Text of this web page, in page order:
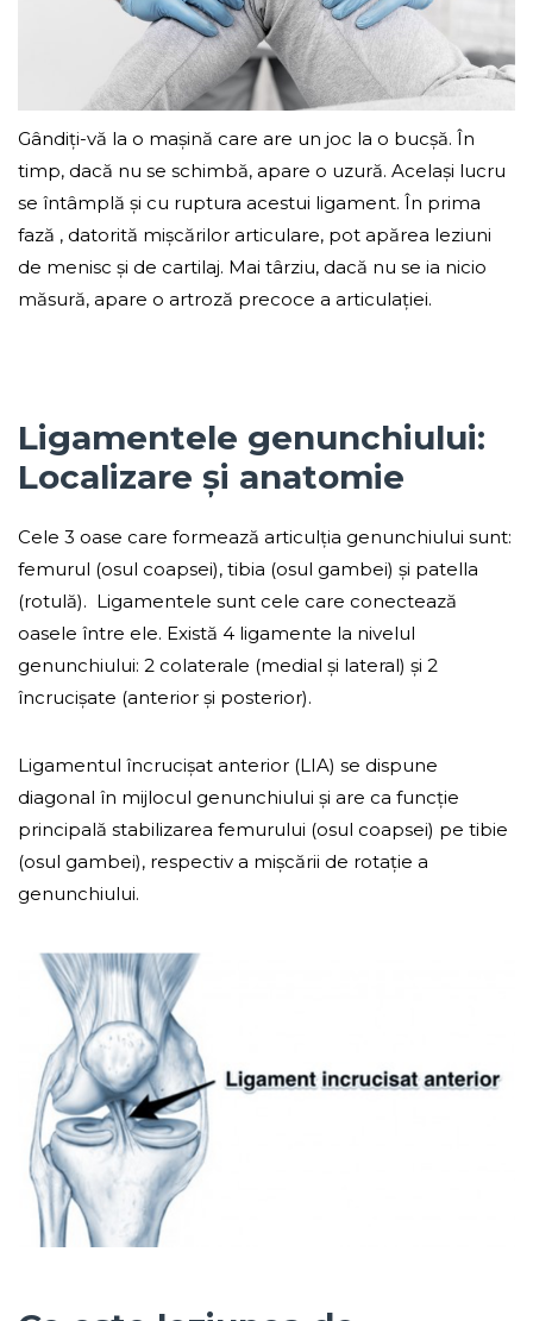
Gândiți-vă la o mașină care are un joc la o bucșă. În
timp, dacă nu se schimbă, apare o uzură. Același lucru
se întâmplă și cu ruptura acestui ligament. În prima
fază , datorită mișcărilor articulare, pot apărea leziuni
de menisc și de cartilaj. Mai târziu, dacă nu se ia nicio
măsură, apare o artroză precoce a articulației.
Ligamentele genunchiului:
Localizare și anatomie
Cele 3 oase care formează articulția genunchiului sunt:
femurul (osul coapsei), tibia (osul gambei) și patella
(rotulă). Ligamentele sunt cele care conectează
oasele între ele. Există 4 ligamente la nivelul
genunchiului: 2 colaterale (medial și lateral) și 2
încrucișate (anterior și posterior).
Ligamentul încrucișat anterior (LIA) se dispune
diagonal în mijlocul genunchiului și are ca funcție
principală stabilizarea femurului (osul coapsei) pe tibie
(osul gambei), respectiv a mișcării de rotație a
genunchiului.